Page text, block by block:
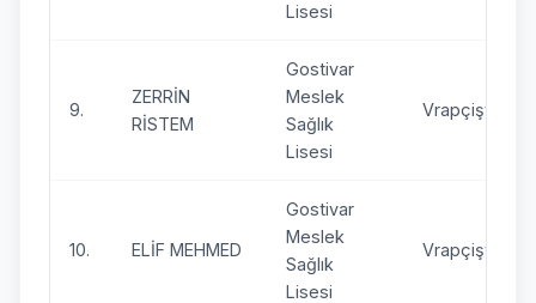
Lisesi
9.
ZERRİN
RİSTEM
Gostivar
Meslek
Sağlık
Lisesi
Vrapçişte
10. ELİF MEHMED
Gostivar
Meslek
Sağlık
Lisesi
Vrapçişte